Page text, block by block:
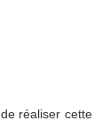
réaliser cette